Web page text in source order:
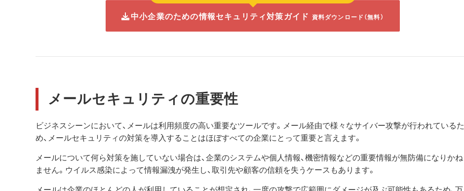
中小企業のための情報セキュリティ対策ガイド 資料ダウンロード（無料）
メールセキュリティの重要性
ビジネスシーンにおいて、メールは利用頻度の高い重要なツールです。メール経由で様々なサイバー攻撃が行われているた
め、メールセキュリティの対策を導入することはほぼすべての企業にとって重要と言えます。
メールについて何ら対策を施していない場合は、企業のシステムや個人情報、機密情報などの重要情報が無防備になりかね
ません。ウイルス感染によって情報漏洩が発生し、取引先や顧客の信頼を失うケースもあります。